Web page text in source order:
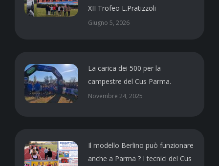
XII Trofeo L.Pratizzoli
Giugno 5, 2026
La carica dei 500 per la
campestre del Cus Parma.
Novembre 24, 2025
Il modello Berlino può funzionare
anche a Parma ? I tecnici del Cus